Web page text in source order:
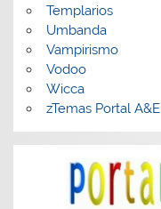
Templarios
Umbanda
Vampirismo
Vodoo
Wicca
zTemas Portal A&E